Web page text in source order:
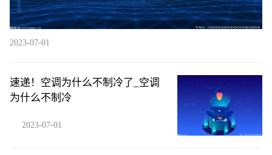
2023-07-01
速递！空调为什么不制冷了_空调
为什么不制冷
2023-07-01